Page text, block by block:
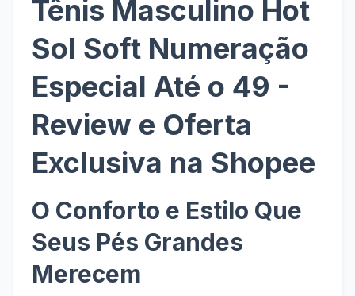
Tênis Masculino Hot
Sol Soft Numeração
Especial Até o 49 -
Review e Oferta
Exclusiva na Shopee
O Conforto e Estilo Que
Seus Pés Grandes
Merecem